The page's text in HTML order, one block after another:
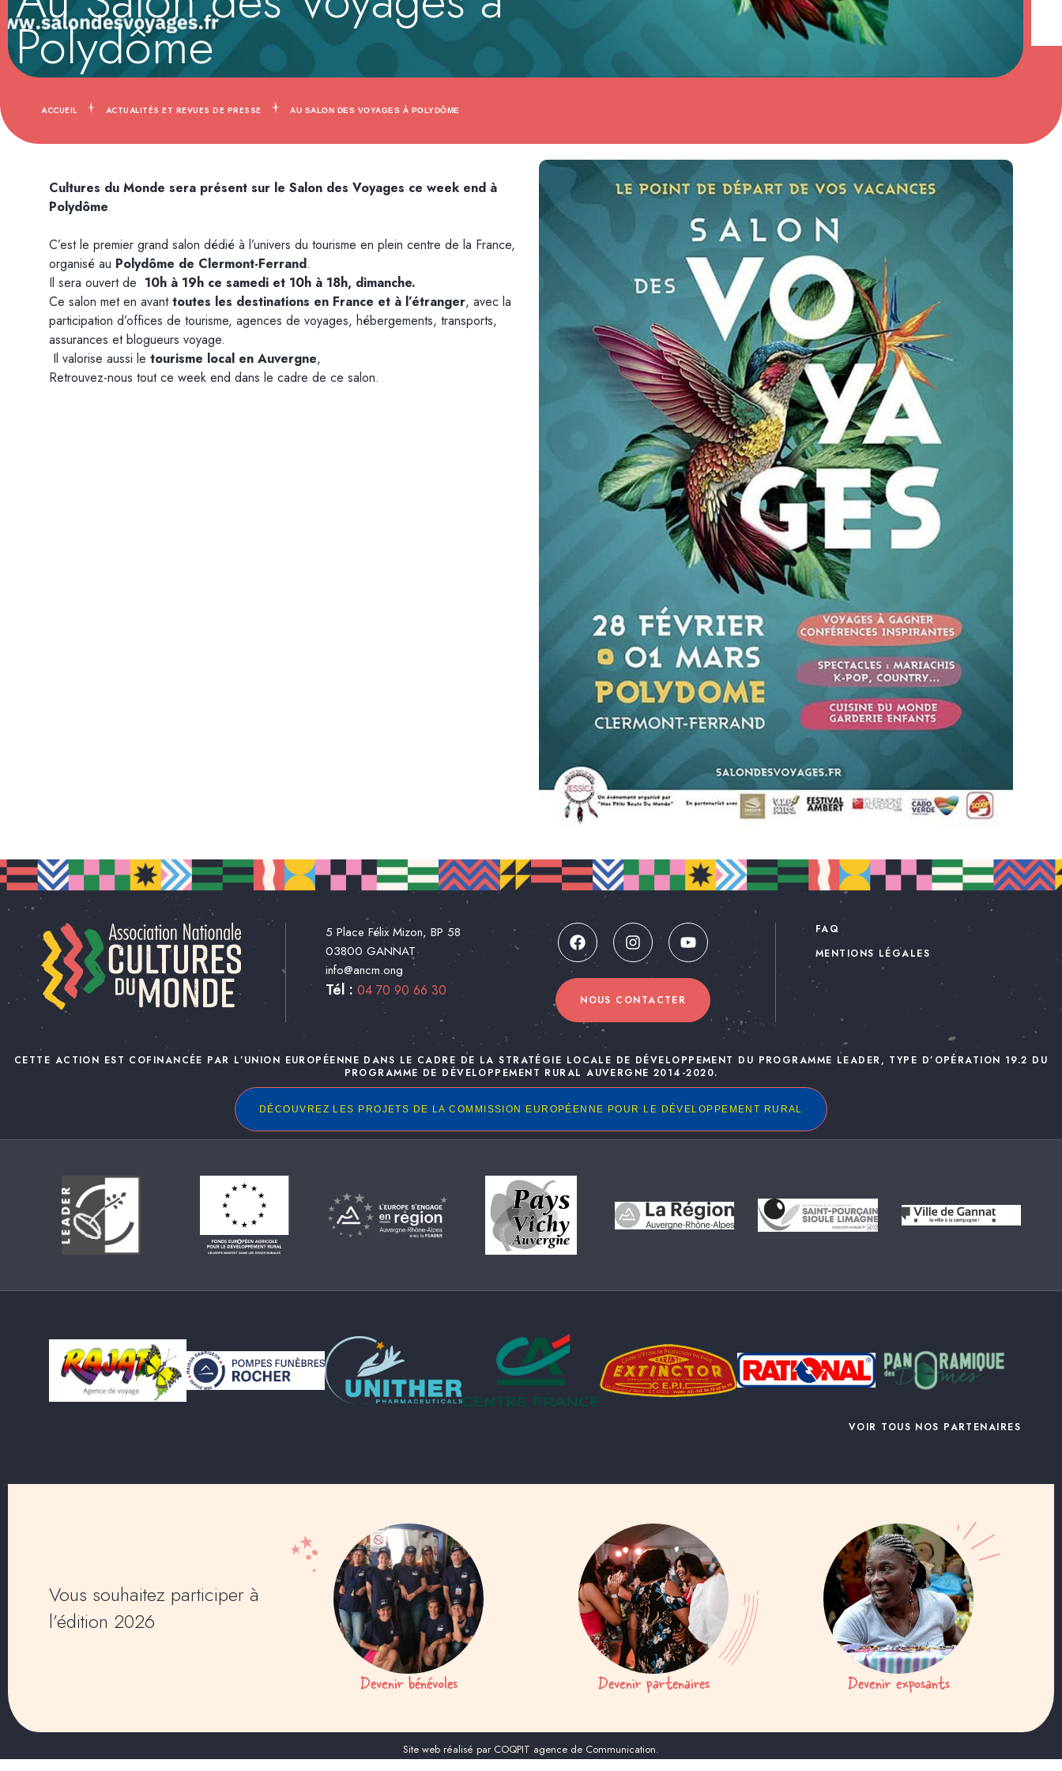
Polydôme
ACCUEIL ACTUALITÉS ET REVUES DE PRESSE AU SALON DES VOYAGES À POLYDÔME
Cultures du Monde sera présent sur le Salon des Voyages ce week end à
Polydôme
C’est le premier grand salon dédié à l’univers du tourisme en plein centre de la France,
organisé au Polydôme de Clermont-Ferrand.
Il sera ouvert de 10h à 19h ce samedi et 10h à 18h, dimanche.
Ce salon met en avanttoutes les destinations en France et à l’étranger, avec la
participation d’offices de tourisme, agences de voyages, hébergements, transports,
assurances et blogueurs voyage.
Il valorise aussi le tourisme local en Auvergne,
Retrouvez-nous tout ce week end dans le cadre de ce salon.
5 Place Félix Mizon, BP 58
03800 GANNAT
info@ancm.ong
Tél : 04 70 90 66 30
NOUS CONTACTER
FAQ
MENTIONS LÉGALES
CETTE ACTION EST COFINANCÉE PAR L’UNION EUROPÉENNE DANS LE CADRE DE LA STRATÉGIE LOCALE DE DÉVELOPPEMENT DU PROGRAMME LEADER, TYPE D’OPÉRATION 19.2 DU
PROGRAMME DE DÉVELOPPEMENT RURAL AUVERGNE 2014-2020.
DÉCOUVREZ LES PROJETS DE LA COMMISSION EUROPÉENNE POUR LE DÉVELOPPEMENT RURAL
VOIR TOUS NOS PARTENAIRES
Vous souhaitez participer à
l’édition 2026
Devenir bénévoles Devenir partenaires Devenir exposants
Site web réalisé par COQPIT agence de Communication.